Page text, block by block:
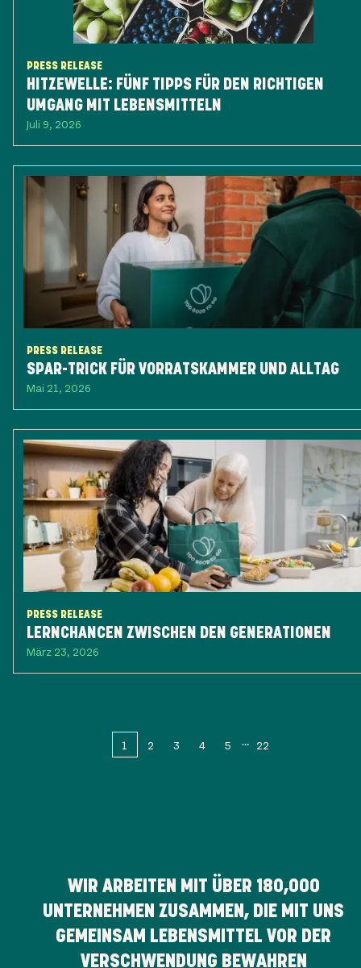
PRESS RELEASE
HITZEWELLE: FÜNF TIPPS FÜR DEN RICHTIGEN
UMGANG MIT LEBENSMITTELN
Juli 9, 2026
PRESS RELEASE
SPAR-TRICK FÜR VORRATSKAMMER UND ALLTAG
Mai 21, 2026
PRESS RELEASE
LERNCHANCEN ZWISCHEN DEN GENERATIONEN
März 23, 2026
1 2 3 4 5 22
WIR ARBEITEN MIT ÜBER 180,000
UNTERNEHMEN ZUSAMMEN, DIE MIT UNS
GEMEINSAM LEBENSMITTEL VOR DER
VERSCHWENDUNG BEWAHREN